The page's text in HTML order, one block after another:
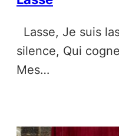
Lasse, Je suis
silence, Qui
Mes…